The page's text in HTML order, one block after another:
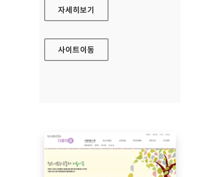
영산대학교 홈페이지
자세히보기
사이트이동